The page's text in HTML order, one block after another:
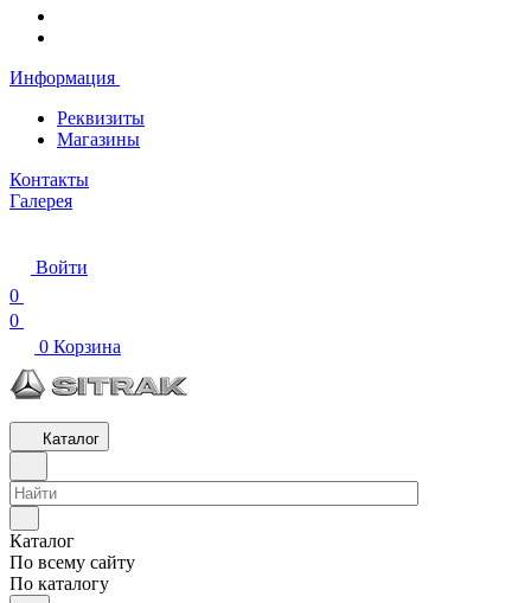
Информация
Реквизиты
Магазины
Контакты
Галерея
Войти
0
0
0 Корзина
Каталог
Каталог
По всему сайту
По каталогу